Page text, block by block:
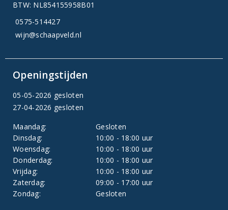
BTW: NL854155958B01
0575-514427
wijn@schaapveld.nl
Openingstijden
05-05-2026 gesloten
27-04-2026 gesloten
Maandag:
Gesloten
Dinsdag:
10:00 - 18:00 uur
Woensdag:
10:00 - 18:00 uur
Donderdag:
10:00 - 18:00 uur
Vrijdag:
10:00 - 18:00 uur
Zaterdag:
09:00 - 17:00 uur
Zondag:
Gesloten